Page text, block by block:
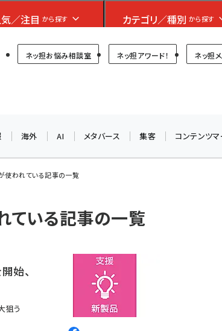
ップ担当者フォーラム
ネッ担お悩み相談室 ネッ担アワード！ ネッ担
フォーラム
／注目 から探す カテゴリ／種別 から探す
海外 AI メタバース 集客 コンテンツ
使われている記事の一覧
ている記事の一覧
始、
狙う
ミナー（8/26＠東京）【交流会も実
8/26（水）、東京・四谷で開催。登壇者・聴講者